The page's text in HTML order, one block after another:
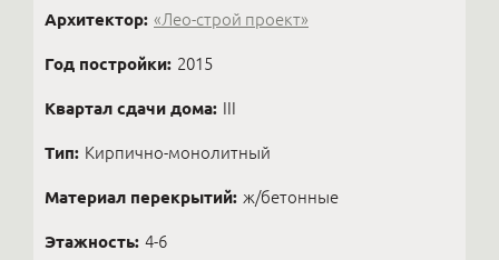
Архитектор: «Лео-строй проект»
Год постройки: 2015
Квартал сдачи дома: III
Тип: Кирпично-монолитный
Материал перекрытий: ж/бетонные
Этажность: 4-6